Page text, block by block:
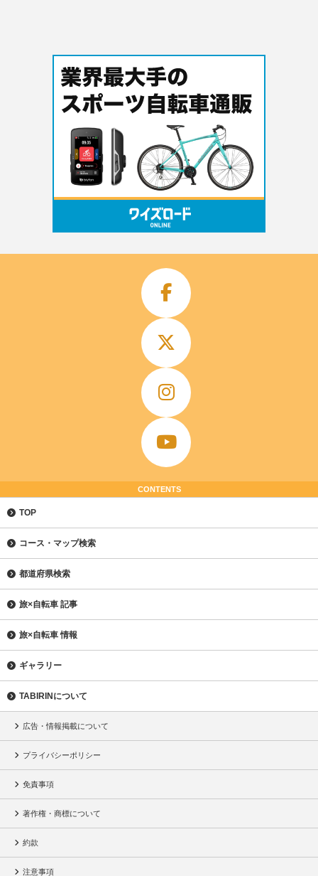
CONTENTS
TOP
コース・マップ検索
都道府県検索
旅×自転車 記事
旅×自転車 情報
ギャラリー
TABIRINについて
広告・情報掲載について
プライバシーポリシー
免責事項
著作権・商標について
約款
注意事項